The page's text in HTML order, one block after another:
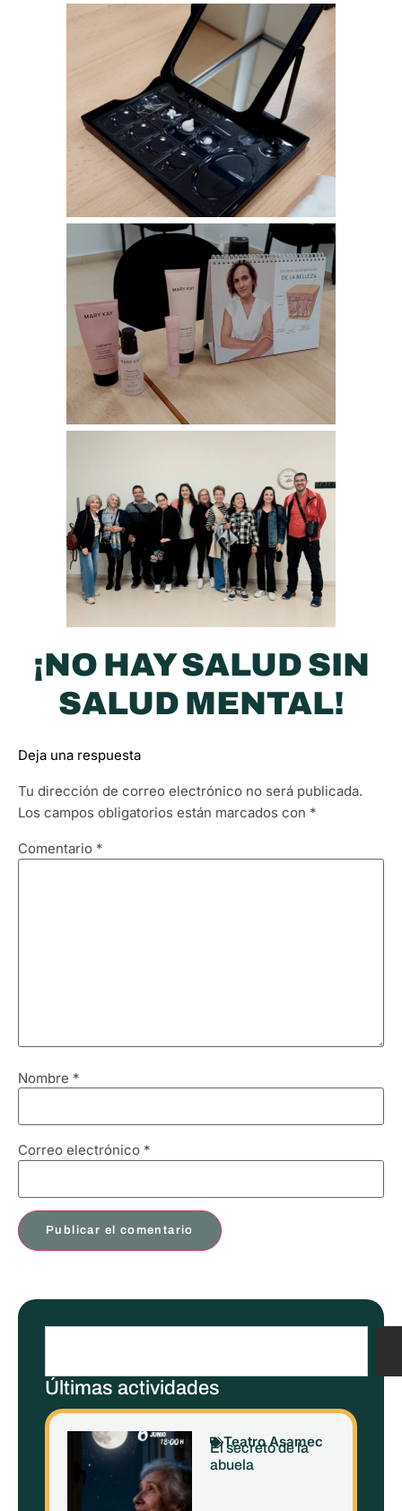
¡NO HAY SALUD SIN
SALUD MENTAL!
Deja una respuesta
Tu dirección de correo electrónico no será publicada.
Los campos obligatorios están marcados con *
Comentario *
Nombre *
Correo electrónico *
Últimas actividades
Teatro Asamec
El secreto de la
abuela